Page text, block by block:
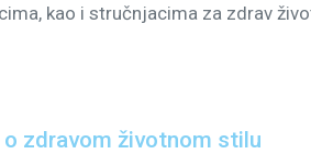
kao i stručnjacima za zdrav
zdravom životnom stilu